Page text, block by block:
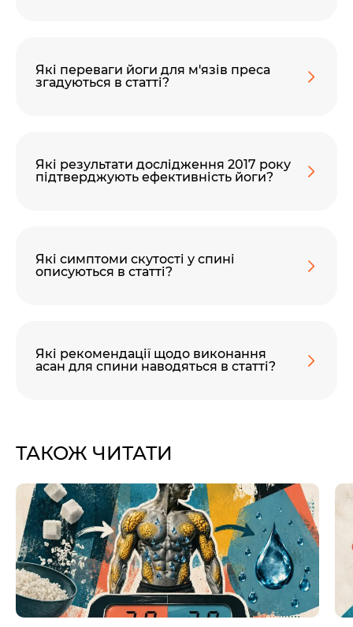
Які переваги йоги для м'язів преса
згадуються в статті?
Які результати дослідження 2017 року
підтверджують ефективність йоги?
Які симптоми скутості у спині
описуються в статті?
Які рекомендації щодо виконання
асан для спини наводяться в статті?
ТАКОЖ ЧИТАТИ